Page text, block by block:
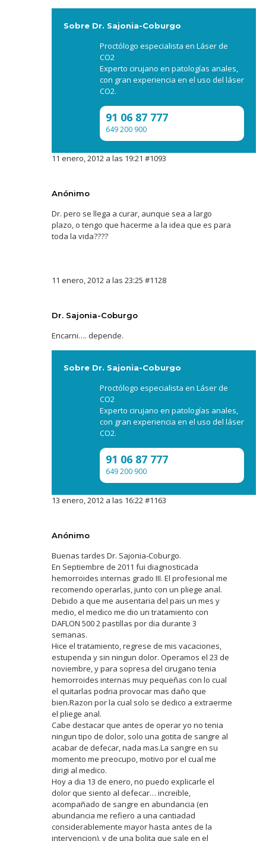
Sobre Dr. Sajonia-Coburgo
Proctólogo especialista en Láser de
CO2
Experto cirujano en patologías anales,
con gran experiencia en el uso del láser
CO2.
91 06 87 777
649 200 900
11 enero, 2012 a las 19:21 #1093
Anónimo
Dr. pero se llega a curar, aunque sea a largo
plazo, o tengo que hacerme a la idea que es para
toda la vida????
11 enero, 2012 a las 23:25 #1128
Dr. Sajonia-Coburgo
Encarni…. depende.
Sobre Dr. Sajonia-Coburgo
Proctólogo especialista en Láser de
CO2
Experto cirujano en patologías anales,
con gran experiencia en el uso del láser
CO2.
91 06 87 777
649 200 900
13 enero, 2012 a las 16:22#1163
Anónimo
Buenas tardes Dr. Sajonia-Coburgo.
En Septiembre de 2011 fui diagnosticada
hemorroides internas grado III. El profesional me
recomendo operarlas, junto con un pliege anal.
Debido a que me ausentaria del pais un mes y
medio, el medico me dio un tratamiento con
DAFLON 500 2 pastillas por dia durante 3
semanas.
Hice el tratamiento, regrese de mis vacaciones,
estupenda y sin ningun dolor. Operamos el 23 de
noviembre, y para sopresa del cirugano tenia
hemorroides internas muy pequeñas con lo cual
el quitarlas podria provocar mas daño que
bien.Razon por la cual solo se dedico a extraerme
el pliege anal.
Cabe destacar que antes de operar yo no tenia
ningun tipo de dolor, solo una gotita de sangre al
acabar de defecar, nada mas.La sangre en su
momento me preocupo, motivo por el cual me
dirigi al medico.
Hoy a dia 13 de enero, no puedo explicarle el
dolor que siento al defecar… increible,
acompañado de sangre en abundancia (en
abundancia me refiero a una cantiadad
considerablemente mayor hasta antes de la
intervencion), y de una bolita que sale en el